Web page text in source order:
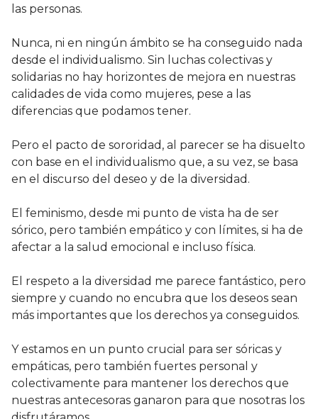
las personas.
Nunca, ni en ningún ámbito se ha conseguido nada
desde el individualismo. Sin luchas colectivas y
solidarias no hay horizontes de mejora en nuestras
calidades de vida como mujeres, pese a las
diferencias que podamos tener.
Pero el pacto de sororidad, al parecer se ha disuelto
con base en el individualismo que, a su vez, se basa
en el discurso del deseo y de la diversidad.
El feminismo, desde mi punto de vista ha de ser
sórico, pero también empático y con límites, si ha de
afectar a la salud emocional e incluso física.
El respeto a la diversidad me parece fantástico, pero
siempre y cuando no encubra que los deseos sean
más importantes que los derechos ya conseguidos.
Y estamos en un punto crucial para ser sóricas y
empáticas, pero también fuertes personal y
colectivamente para mantener los derechos que
nuestras antecesoras ganaron para que nosotras los